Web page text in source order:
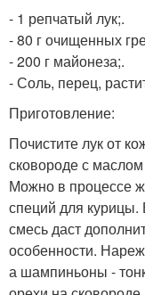
- 1 репчатый лук;.
- 80 г очищенных
- 200 г майонеза;.
- Соль, перец,
Приготовление:
Почистите лук от
сковороде с маслом
Можно в процессе
специй для
смесь даст
особенности.
а шампиньоны -